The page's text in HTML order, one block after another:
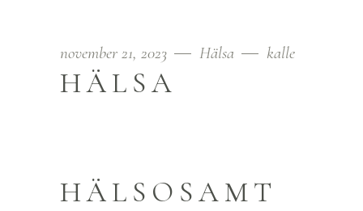
november 21, 2023 Hälsa kalle
HÄLSA
HÄLSOSAMT